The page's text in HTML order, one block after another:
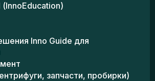
Inno Guide для
запчасти, пробирки)